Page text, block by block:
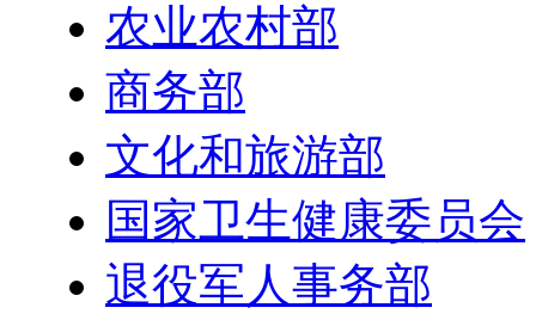
农业农村部
商务部
文化和旅游部
国家卫生健康委员会
退役军人事务部